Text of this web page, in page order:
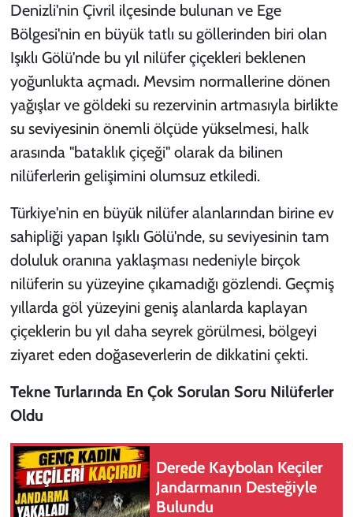
Denizli'nin Çivril ilçesinde bulunan ve Ege
Bölgesi'nin en büyük tatlı su göllerinden biri olan
Işıklı Gölü'nde bu yıl nilüfer çiçekleri beklenen
yoğunlukta açmadı. Mevsim normallerine dönen
yağışlar ve göldeki su rezervinin artmasıyla birlikte
su seviyesinin önemli ölçüde yükselmesi, halk
arasında "bataklık çiçeği" olarak da bilinen
nilüferlerin gelişimini olumsuz etkiledi.
Türkiye'nin en büyük nilüfer alanlarından birine ev
sahipliği yapan Işıklı Gölü'nde, su seviyesinin tam
doluluk oranına yaklaşması nedeniyle birçok
nilüferin su yüzeyine çıkamadığı gözlendi. Geçmiş
yıllarda göl yüzeyini geniş alanlarda kaplayan
çiçeklerin bu yıl daha seyrek görülmesi, bölgeyi
ziyaret eden doğaseverlerin de dikkatini çekti.
Tekne Turlarında En Çok Sorulan Soru Nilüferler
Oldu
Derede Kaybolan Keçiler
Jandarmanın Desteğiyle
Bulundu